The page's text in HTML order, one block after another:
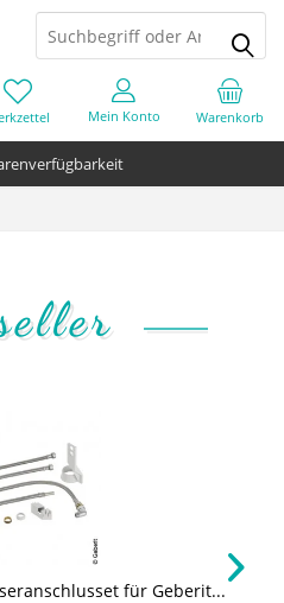
Warenkorb
Mein Konto
für Geberit...